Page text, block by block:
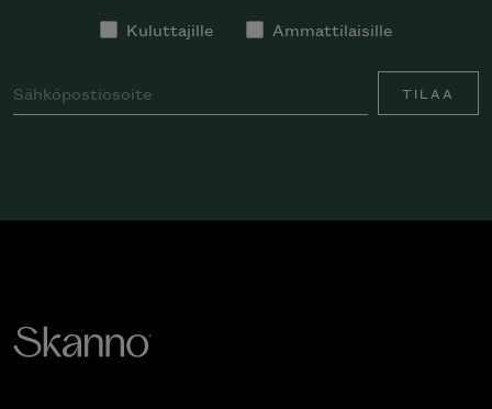
Kuluttajille Ammattilaisille
TILAA